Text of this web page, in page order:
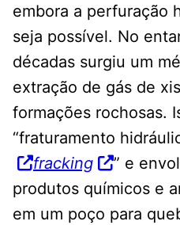
embora a perfuração
seja possível. No
décadas surgiu um
extração de gás de
formações rochosas.
“fraturamento
fracking
” e
produtos químicos e
em um poço para